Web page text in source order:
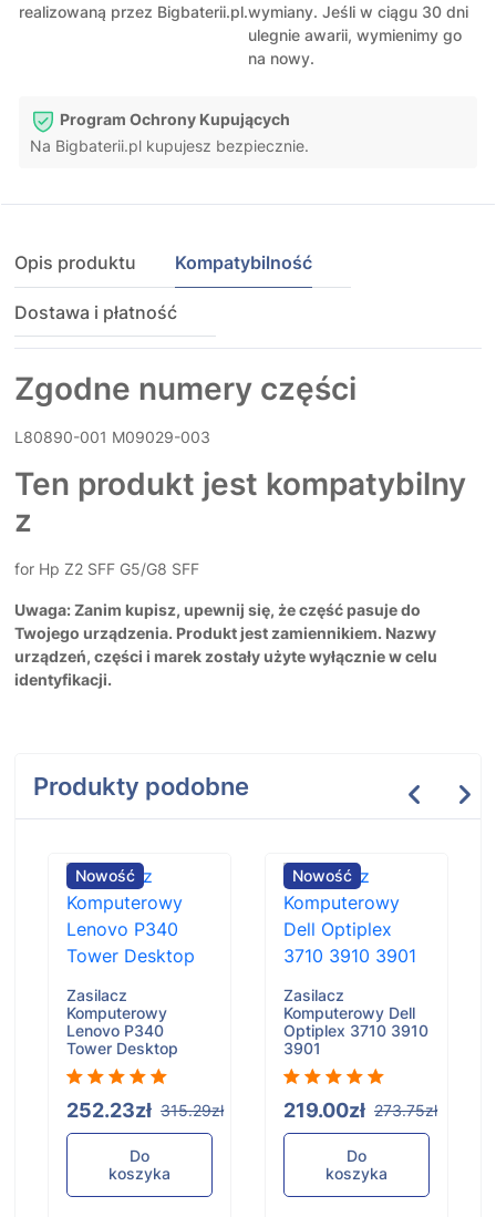
realizowaną przez Bigbaterii.pl.wymiany. Jeśli w ciągu 30 dni
ulegnie awarii, wymienimy go
na nowy.
Program Ochrony Kupujących
Na Bigbaterii.pl kupujesz bezpiecznie.
Opis produktu Kompatybilność
Dostawa i płatność
Zgodne numery części
L80890-001 M09029-003
Ten produkt jest kompatybilny
z
for Hp Z2 SFF G5/G8 SFF
Uwaga: Zanim kupisz, upewnij się, że część pasuje do
Twojego urządzenia. Produkt jest zamiennikiem. Nazwy
urządzeń, części i marek zostały użyte wyłącznie w celu
identyfikacji.
Produkty podobne
Nowość
Zasilacz
Komputerowy
Lenovo P340
Tower Desktop
252.23zł 315.29zł
Do
koszyka
Nowość
Zasilacz
Komputerowy Dell
Optiplex 3710 3910
3901
219.00zł 273.75zł
Do
koszyka